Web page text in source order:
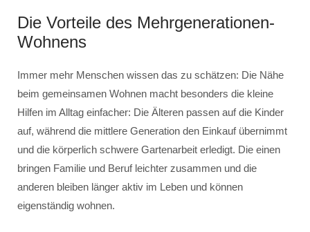
Die Vorteile des Mehrgenerationen-
Wohnens
Immer mehr Menschen wissen das zu schätzen: Die Nähe
beim gemeinsamen Wohnen macht besonders die kleine
Hilfen im Alltag einfacher: Die Älteren passen auf die Kinder
auf, während die mittlere Generation den Einkauf übernimmt
und die körperlich schwere Gartenarbeit erledigt. Die einen
bringen Familie und Beruf leichter zusammen und die
anderen bleiben länger aktiv im Leben und können
eigenständig wohnen.